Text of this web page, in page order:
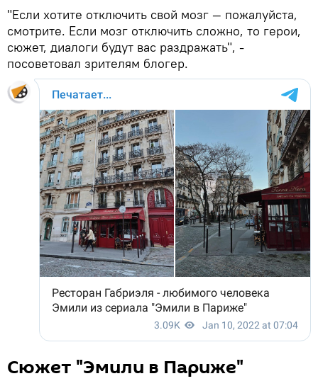
"Если хотите отключить свой мозг — пожалуйста,
смотрите. Если мозг отключить сложно, то герои,
сюжет, диалоги будут вас раздражать", -
посоветовал зрителям блогер.
Сюжет "Эмили в Париже"